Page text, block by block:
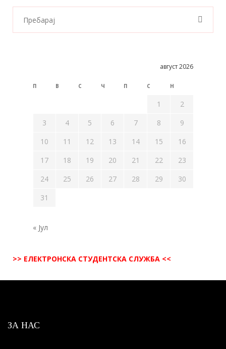
август 2026
П В С Ч П С Н
1
2
3
4 5 6 7 8
9
10
11 12 13 14 15
16
17
18 19 20 21 22
23
24
25 26 27 28 29
30
31
« Јул
>> ЕЛЕКТРОНСКА СТУДЕНТСКА СЛУЖБА <<
ЗА НАС